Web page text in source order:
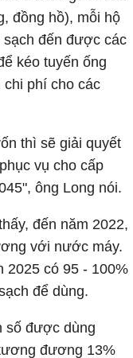
đồng hồ), mỗi hộ
đến được các
kéo tuyến ống
phí cho các
thì sẽ giải quyết
vụ cho cấp
ông Long nói.
đến năm 2022,
với nước máy.
2025 có 95 - 100%
để dùng.
số được dùng
đương 13%